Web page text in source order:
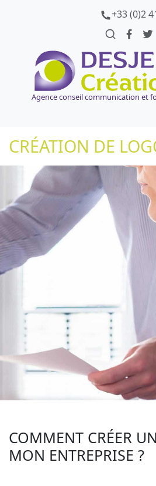
+33 (0)2
Agence conseil communication et
CRÉATION DE
COMMENT CRÉER
MON ENTREPRISE ?